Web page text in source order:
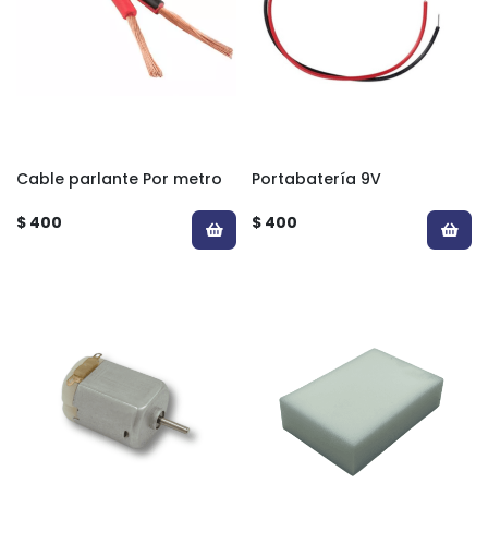
Cable parlante Por metro
$ 400
Portabatería 9V
$ 400